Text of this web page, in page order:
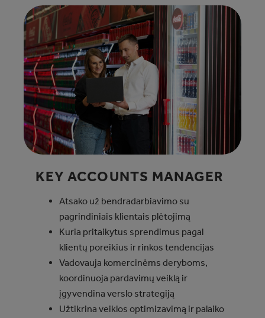
KEY ACCOUNTS MANAGER
Atsako už bendradarbiavimo su
pagrindiniais klientais plėtojimą
Kuria pritaikytus sprendimus pagal
klientų poreikius ir rinkos tendencijas
Vadovauja komercinėms deryboms,
koordinuoja pardavimų veiklą ir
įgyvendina verslo strategiją
Užtikrina veiklos optimizavimą ir palaiko